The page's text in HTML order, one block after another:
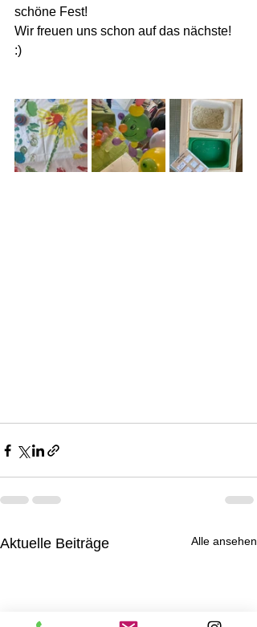
schöne Fest!
Wir freuen uns schon auf das nächste!
:)
Aktuelle Beiträge Alle ansehen